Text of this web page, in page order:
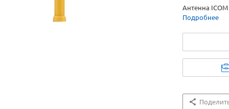
Антенна ICOM
Подробнее